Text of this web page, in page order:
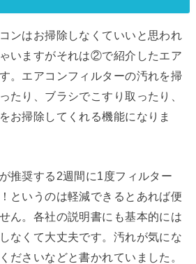
ンはお掃除しなくていいと思われ
いますがそれは②で紹介したエア
。エアコンフィルターの汚れを掃
たり、ブラシでこすり取ったり、
お掃除してくれる機能になりま
推奨する2週間に1度フィルター
というのは軽減できるとあれば便
ん。各社の説明書にも基本的には
なくて大丈夫です。汚れが気にな
ださいなどと書かれていました。